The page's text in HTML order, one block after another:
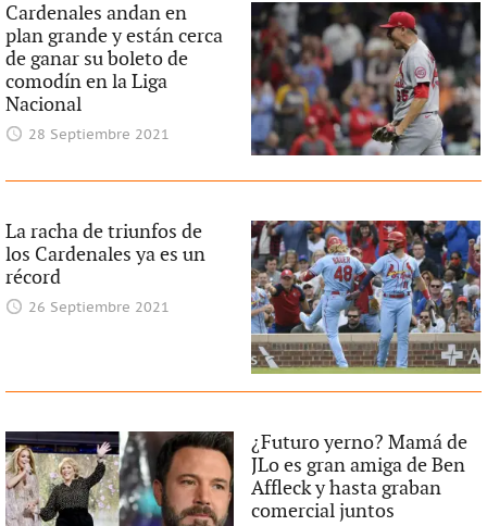
Cardenales andan en
plan grande y están cerca
de ganar su boleto de
comodín en la Liga
Nacional
28 Septiembre 2021
La racha de triunfos de
los Cardenales ya es un
récord
26 Septiembre 2021
¿Futuro yerno? Mamá de
JLo es gran amiga de Ben
Affleck y hasta graban
comercial juntos